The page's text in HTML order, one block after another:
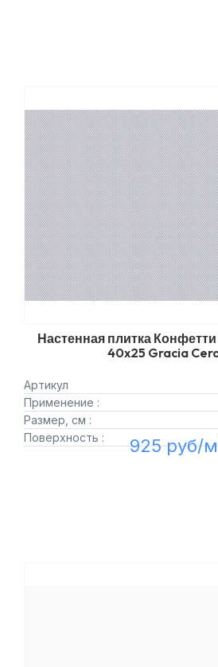
Настенная плитка
40x25 Gracia
Артикул
Применение :
Размер, см :
Поверхность :
925 руб/м